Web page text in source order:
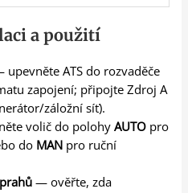
a použití
upevněte ATS do rozvaděče
zapojení; připojte Zdroj A
záložní síť).
volič do polohyAUTO pro
do MAN pro ruční
— ověřte, zda